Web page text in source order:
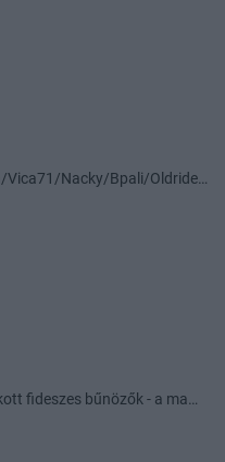
Toka Club/Labanc/Laruska/Vica71/Nacky/Bpali/Oldrider/Josefernando/Mcbull/Kawaszabi
Lemondott, körözött, lecsukott fideszes bűnözők - a maffia végnapjai